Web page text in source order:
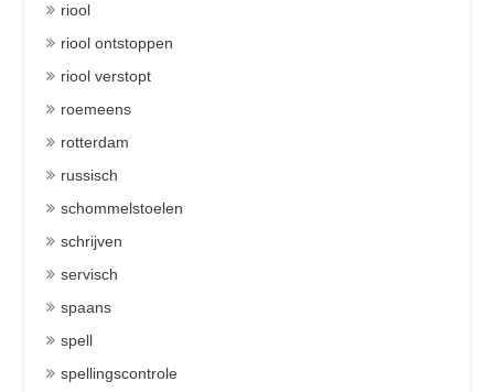
riool
riool ontstoppen
riool verstopt
roemeens
rotterdam
russisch
schommelstoelen
schrijven
servisch
spaans
spell
spellingscontrole